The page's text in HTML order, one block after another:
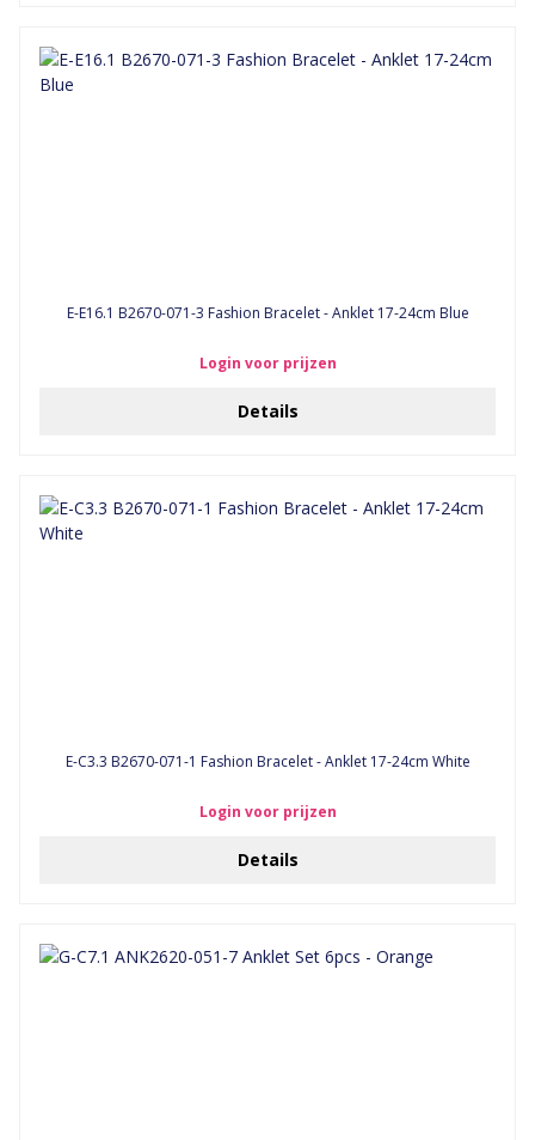
E-E16.1 B2670-071-3 Fashion Bracelet - Anklet 17-24cm Blue
Login voor prijzen
Details
E-C3.3 B2670-071-1 Fashion Bracelet - Anklet 17-24cm White
Login voor prijzen
Details